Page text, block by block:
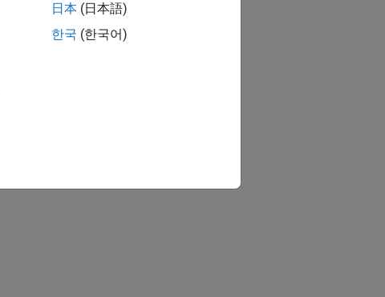
日本 (日本語)
한국 (한국어)